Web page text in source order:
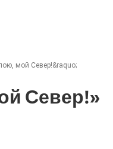
мой Север!&raquo;
Север!»